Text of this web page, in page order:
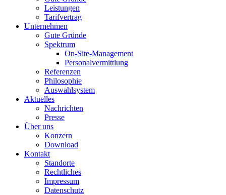
Leistungen
Tarifvertrag
Unternehmen
Gute Gründe
Spektrum
On-Site-Management
Personalvermittlung
Referenzen
Philosophie
Auswahlsystem
Aktuelles
Nachrichten
Presse
Über uns
Konzern
Download
Kontakt
Standorte
Rechtliches
Impressum
Datenschutz